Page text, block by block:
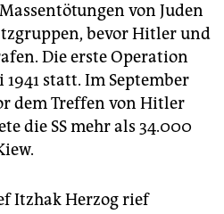
von Juden
bevor Hitler und
Die erste Operation
statt. Im September
dem Treffen von Hitler
die SS mehr als 34.000
Itzhak Herzog rief